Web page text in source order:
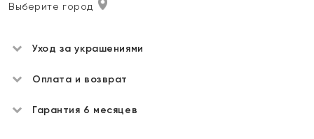
Выберите город
Уход за украшениями
Оплата и возврат
Гарантия 6 месяцев